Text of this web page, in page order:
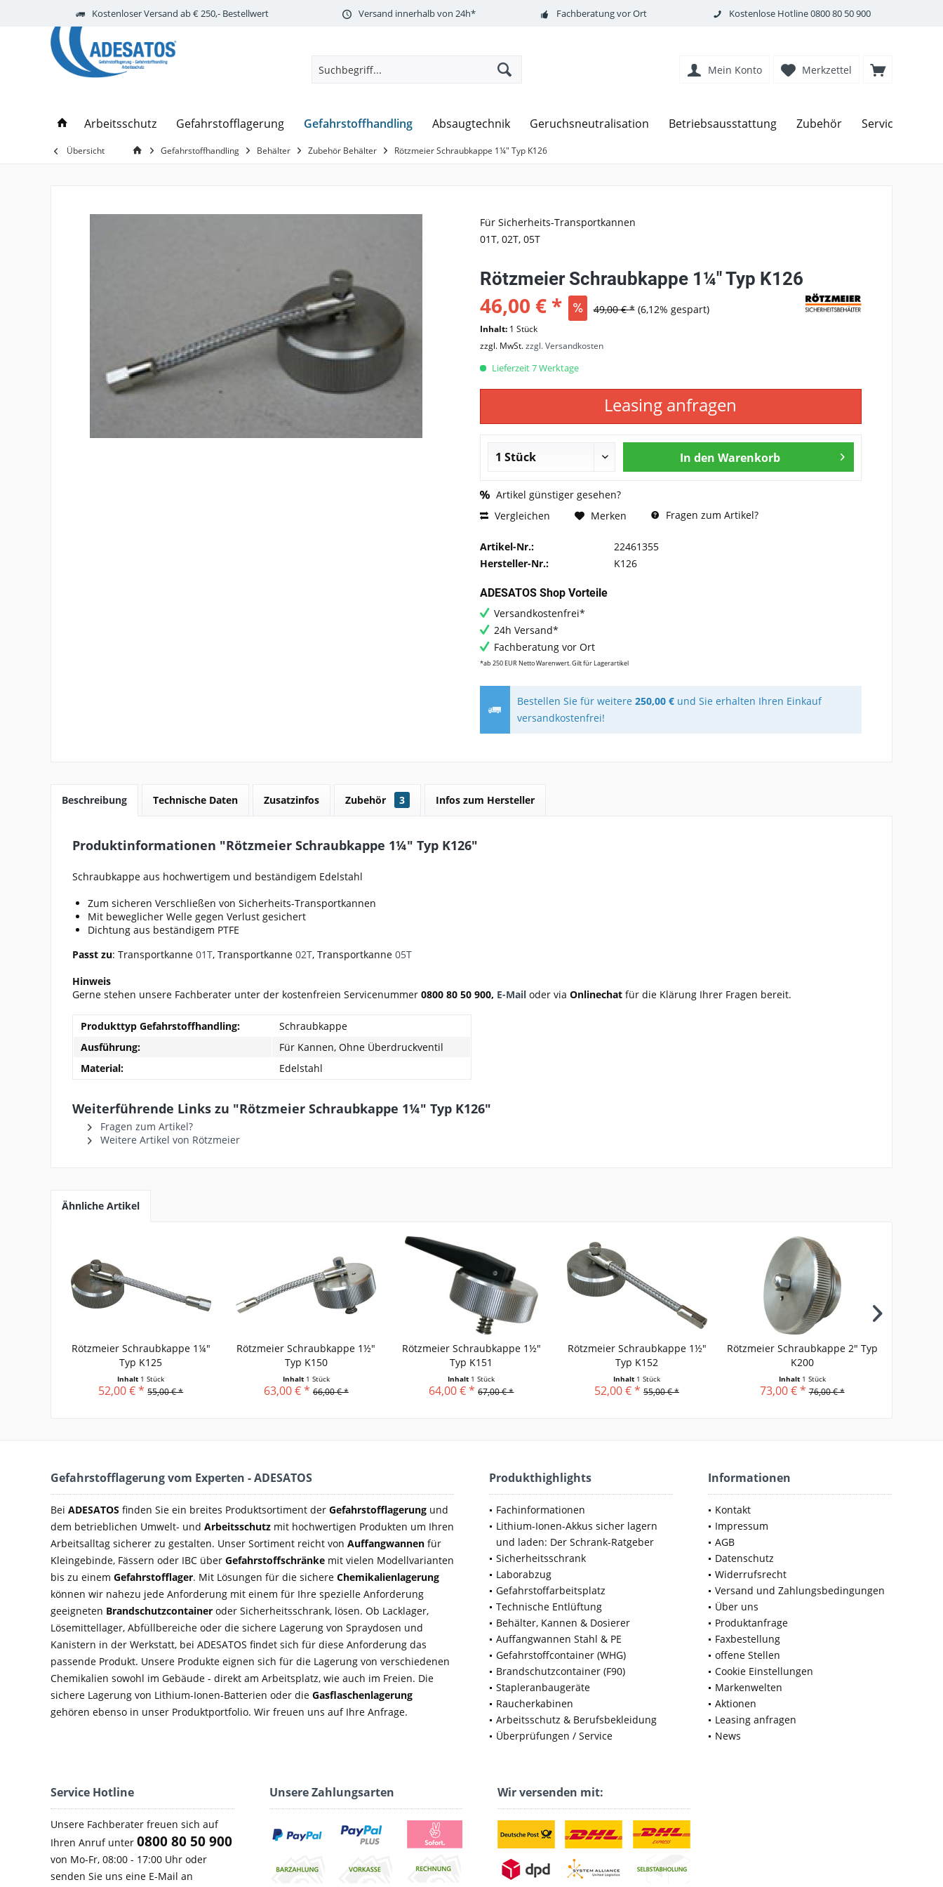
Kostenloser Versand ab € 250,- Bestellwert Versand innerhalb von 24h* Fachberatung vor Ort Kostenlose Hotline0800 80 50 900
Merkzettel
Mein Konto
Arbeitsschutz Gefahrstofflagerung Gefahrstoffhandling Absaugtechnik Geruchsneutralisation Betriebsausstattung Zubehör Service
Übersicht Gefahrstoffhandling Behälter Zubehör Behälter Rötzmeier Schraubkappe 1¼" Typ K126
Für Sicherheits-Transportkannen
01T, 02T, 05T
Rötzmeier Schraubkappe 1¼" Typ K126
46,00 € * 49,00 € * (6,12% gespart)
Inhalt: 1 Stück
zzgl. MwSt.zzgl. Versandkosten
Lieferzeit 7 Werktage
Leasing anfragen
In den Warenkorb
Artikel günstiger gesehen?
Vergleichen
Merken Fragen zum Artikel?
Artikel-Nr.:
22461355
Hersteller-Nr.:
K126
ADESATOS Shop Vorteile
Versandkostenfrei*
24h Versand*
Fachberatung vor Ort
*ab 250 EUR Netto Warenwert. Gilt für Lagerartikel
Bestellen Sie für weitere250,00 € und Sie erhalten Ihren Einkauf
versandkostenfrei!
Beschreibung Technische Daten Zusatzinfos Zubehör 3 Infos zum Hersteller
Produktinformationen "Rötzmeier Schraubkappe 1¼" Typ K126"
Schraubkappe aus hochwertigem und beständigem Edelstahl
Zum sicheren Verschließen von Sicherheits-Transportkannen
Mit beweglicher Welle gegen Verlust gesichert
Dichtung aus beständigem PTFE
Passt zu: Transportkanne 01T, Transportkanne 02T, Transportkanne 05T
Hinweis
Gerne stehen unsere Fachberater unter der kostenfreien Servicenummer 0800 80 50 900, E-Mail oder via Onlinechat für die Klärung Ihrer Fragen bereit.
Produkttyp Gefahrstoffhandling:
Schraubkappe
Ausführung:
Für Kannen, Ohne Überdruckventil
Material:
Edelstahl
Weiterführende Links zu "Rötzmeier Schraubkappe 1¼" Typ K126"
Fragen zum Artikel?
Weitere Artikel von Rötzmeier
Ähnliche Artikel
Rötzmeier Schraubkappe 1¼"
Typ K125
Inhalt 1 Stück
52,00 € * 55,00 € *
Rötzmeier Schraubkappe 1½"
Typ K150
Inhalt 1 Stück
63,00 € * 66,00 € *
Rötzmeier Schraubkappe 1½"
Typ K151
Inhalt 1 Stück
64,00 € * 67,00 € *
Rötzmeier Schraubkappe 1½"
Typ K152
Inhalt 1 Stück
52,00 € * 55,00 € *
Rötzmeier Schraubkappe 2" Typ
K200
Inhalt 1 Stück
73,00 € * 76,00 € *
Gefahrstofflagerung vom Experten - ADESATOS
Bei ADESATOS finden Sie ein breites Produktsortiment der Gefahrstofflagerung und
dem betrieblichen Umwelt- und Arbeitsschutz mit hochwertigen Produkten um Ihren
Arbeitsalltag sicherer zu gestalten. Unser Sortiment reicht von Auffangwannen für
Kleingebinde, Fässern oder IBC über Gefahrstoffschränke mit vielen Modellvarianten
bis zu einem Gefahrstofflager. Mit Lösungen für die sichere Chemikalienlagerung
können wir nahezu jede Anforderung mit einem für Ihre spezielle Anforderung
geeigneten Brandschutzcontainer oder Sicherheitsschrank, lösen. Ob Lacklager,
Lösemittellager, Abfüllbereiche oder die sichere Lagerung von Spraydosen und
Kanistern in der Werkstatt, bei ADESATOS findet sich für diese Anforderung das
passende Produkt. Unsere Produkte eignen sich für die Lagerung von verschiedenen
Chemikalien sowohl im Gebäude - direkt am Arbeitsplatz, wie auch im Freien. Die
sichere Lagerung von Lithium-Ionen-Batterien oder die Gasflaschenlagerung
gehören ebenso in unser Produktportfolio. Wir freuen uns auf Ihre Anfrage.
Produkthighlights
Fachinformationen
Lithium-Ionen-Akkus sicher lagern
und laden: Der Schrank-Ratgeber
Sicherheitsschrank
Laborabzug
Gefahrstoffarbeitsplatz
Technische Entlüftung
Behälter, Kannen & Dosierer
Auffangwannen Stahl & PE
Gefahrstoffcontainer (WHG)
Brandschutzcontainer (F90)
Stapleranbaugeräte
Raucherkabinen
Arbeitsschutz & Berufsbekleidung
Überprüfungen / Service
Informationen
Kontakt
Impressum
AGB
Datenschutz
Widerrufsrecht
Versand und Zahlungsbedingungen
Über uns
Produktanfrage
Faxbestellung
offene Stellen
Cookie Einstellungen
Markenwelten
Aktionen
Leasing anfragen
News
Service Hotline
Unsere Fachberater freuen sich auf
Ihren Anruf unter 0800 80 50 900
von Mo-Fr, 08:00 - 17:00 Uhr oder
senden Sie uns eine E-Mail an
Unsere Zahlungsarten Wir versenden mit: